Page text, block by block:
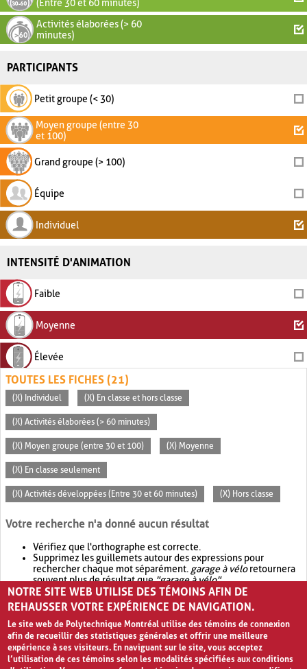
(Entre 30 et 60 minutes)
Activités élaborées (> 60
minutes)
PARTICIPANTS
Petit groupe (< 30)
Moyen groupe (entre 30
et 100)
Grand groupe (> 100)
Équipe
Individuel
INTENSITÉ D'ANIMATION
Faible
Moyenne
Élevée
TOUTES LES FICHES (21)
(X) Individuel (X) En classe et hors classe
(X) Activités élaborées (> 60 minutes)
(X) Moyen groupe (entre 30 et 100) (X) Moyenne
(X) En classe seulement
(X) Activités développées (Entre 30 et 60 minutes) (X) Hors classe
Votre recherche n'a donné aucun résultat
Vérifiez que l'orthographe est correcte.
Supprimez les guillemets autour des expressions pour
rechercher chaque mot séparément. garage à véloretournera
souvent plus de résultat que"garage à vélo".
Envisagez d'élargir votre recherche avec OR.garage OR vélo
retournera souvent plus de résultat quegarage à vélo
NOTRE SITE WEB UTILISE DES TÉMOINS AFIN DE
REHAUSSER VOTRE EXPÉRIENCE DE NAVIGATION.
Le site web de Polytechnique Montréal utilise des témoins de connexion
afin de recueillir des statistiques générales et offrir une meilleure
expérience à ses visiteurs. En naviguant sur le site, vous acceptez
l’utilisation de ces témoins selon les modalités spécifiées aux conditions